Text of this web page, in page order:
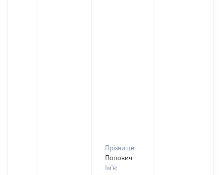
Прізвище:
Попович
Ім'я: